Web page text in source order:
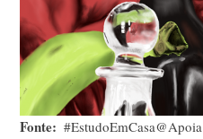
Fonte #EstudoEmCasa@Apoia